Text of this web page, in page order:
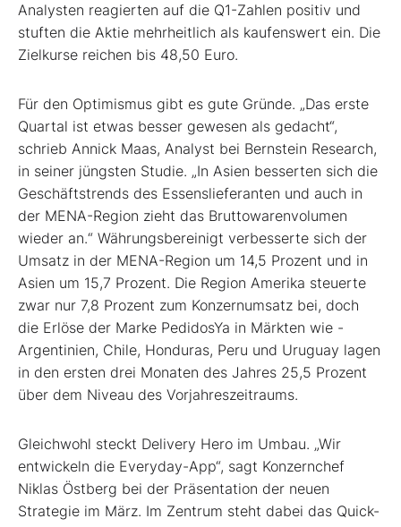
Analysten reagierten auf die Q1-Zahlen positiv und
stuften die Aktie mehrheitlich als kaufenswert ein. Die
Zielkurse reichen bis 48,50 Euro.
Für den Optimismus gibt es gute Gründe. „Das erste
Quartal ist etwas besser gewesen als gedacht“,
schrieb Annick Maas, Analyst bei Bernstein Research,
in seiner jüngsten Studie. „In Asien besserten sich die
Geschäftstrends des Essenslieferanten und auch in
der MENA-Region zieht das Brutto­warenvolumen
wieder an.“ Währungsbereinigt verbesserte sich der
Umsatz in der MENA-Region um 14,5 Prozent und in
Asien um 15,7 Prozent. Die Region Amerika steuerte
zwar nur 7,8 Prozent zum Konzernumsatz bei, doch
die ­Erlöse der Marke PedidosYa in Märkten wie ­
Argentinien, Chile, Honduras, Peru und Uruguay lagen
in den ersten drei Monaten des Jahres 25,5 Prozent
über dem Niveau des Vorjahreszeitraums.
Gleichwohl steckt Delivery Hero im Umbau. „Wir
entwickeln die Everyday-App“, sagt Konzernchef
Niklas Östberg bei der Präsentation der neuen
Strategie im März. Im Zentrum steht dabei das Quick-